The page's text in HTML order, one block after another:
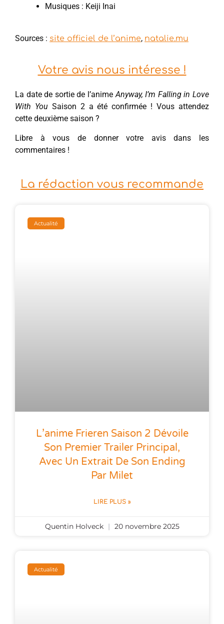
Musiques : Keiji Inai
Sources : site officiel de l’anime, natalie.mu
Votre avis nous intéresse !
La date de sortie de l’animeAnyway, I’m Falling in Love
With You Saison 2 a été confirmée ! Vous attendez
cette deuxième saison ?
Libre à vous de donner votre avis dans les
commentaires !
La rédaction vous recommande
Actualité
L’anime Frieren Saison 2 Dévoile
Son Premier Trailer Principal,
Avec Un Extrait De Son Ending
Par Milet
LIRE PLUS »
Quentin Holveck 20 novembre 2025
Actualité